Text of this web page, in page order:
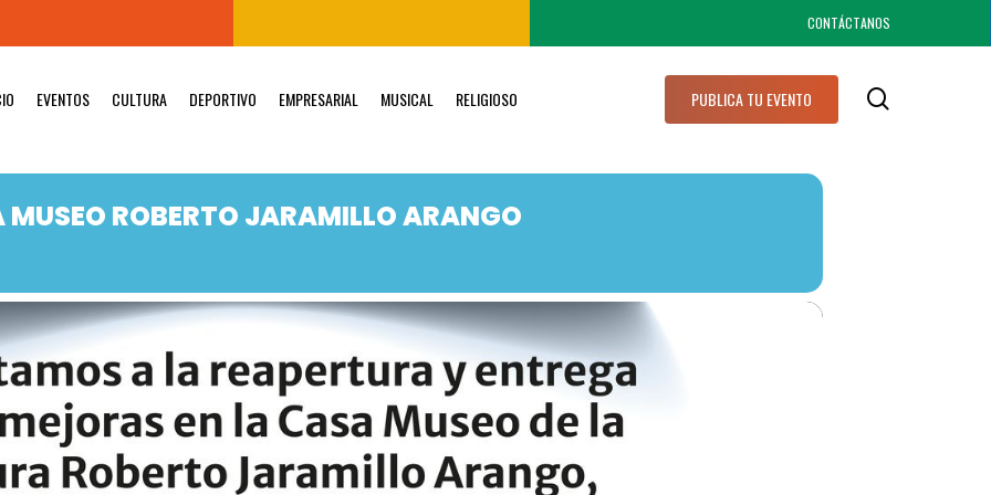
CONTÁCTANOS
EVENTOS CULTURA DEPORTIVO EMPRESARIAL MUSICAL RELIGIOSO PUBLICA TU EVENTO
MUSEO ROBERTO JARAMILLO ARANGO